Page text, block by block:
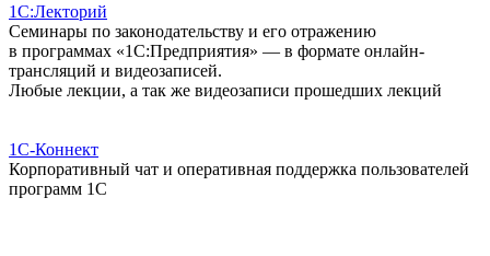
1С:Лекторий
Семинары по законодательству и его отражению
в программах «1С:Предприятия» — в формате онлайн-
трансляций и видеозаписей.
Любые лекции, а так же видеозаписи прошедших лекций
1С-Коннект
Корпоративный чат и оперативная поддержка пользователей
программ 1С